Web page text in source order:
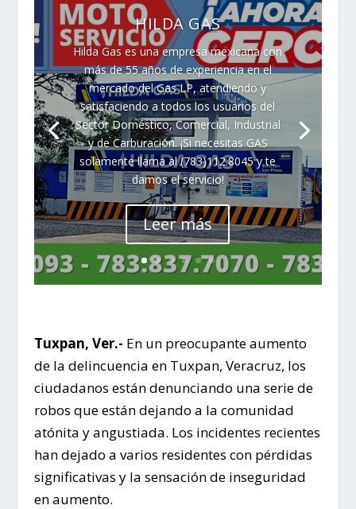
HILDA GAS
Hilda Gas es una empresa mexicana con
más de 55 años de experiencia en el
mercado del Gas LP, atendiendo y
satisfaciendo a todos los usuarios del
Sector Doméstico, Comercial, Industrial
y de Carburación. ¡Si necesitas GAS
solamente llama al (783)112.8045 y te
damos el servicio!
Leer más
Tuxpan, Ver.- En un preocupante aumento
de la delincuencia en Tuxpan, Veracruz, los
ciudadanos están denunciando una serie de
robos que están dejando a la comunidad
atónita y angustiada. Los incidentes recientes
han dejado a varios residentes con pérdidas
significativas y la sensación de inseguridad
en aumento.